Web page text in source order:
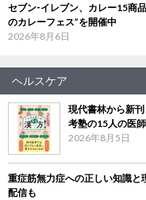
セブン‐イレブン、カレー15商
のカレーフェス”を開催中
2026年8月6日
ヘルスケア
現代書林から新
考塾の15人の医
2026年8月5日
重症筋無力症への正しい知識
配信も